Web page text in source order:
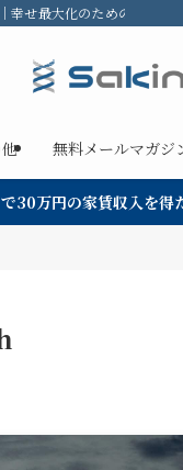
せ最大化のための不動産投
無料メールマガジ
30万円の家賃収入を